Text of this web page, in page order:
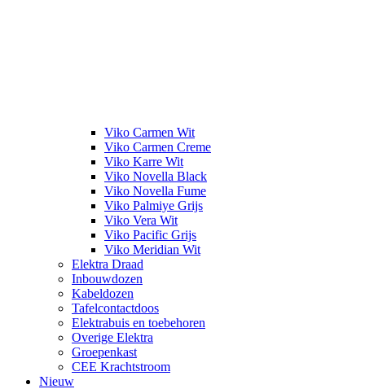
Viko Carmen Wit
Viko Carmen Creme
Viko Karre Wit
Viko Novella Black
Viko Novella Fume
Viko Palmiye Grijs
Viko Vera Wit
Viko Pacific Grijs
Viko Meridian Wit
Elektra Draad
Inbouwdozen
Kabeldozen
Tafelcontactdoos
Elektrabuis en toebehoren
Overige Elektra
Groepenkast
CEE Krachtstroom
Nieuw